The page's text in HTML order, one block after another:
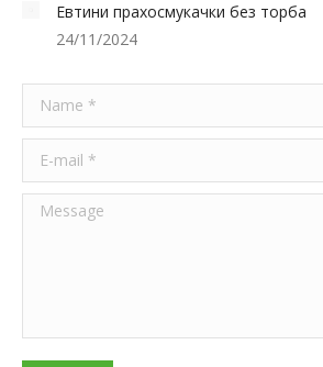
Евтини прахосмукачки без торба
24/11/2024
Message